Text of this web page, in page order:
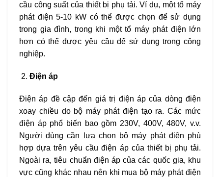
cầu công suất của thiết bị phụ tải. Ví dụ, một tổ máy
phát điện 5-10 kW có thể được chọn để sử dụng
trong gia đình, trong khi một tổ máy phát điện lớn
hơn có thể được yêu cầu để sử dụng trong công
nghiệp.
Điện áp
Điện áp đề cập đến giá trị điện áp của dòng điện
xoay chiều do bộ máy phát điện tạo ra. Các mức
điện áp phổ biến bao gồm 230V, 400V, 480V, v.v.
Người dùng cần lựa chọn bộ máy phát điện phù
hợp dựa trên yêu cầu điện áp của thiết bị phụ tải.
Ngoài ra, tiêu chuẩn điện áp của các quốc gia, khu
vực cũng khác nhau nên khi mua bộ máy phát điện